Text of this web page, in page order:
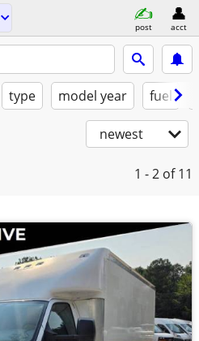
post acct
type model year fuel
newest
1 - 2 of 11